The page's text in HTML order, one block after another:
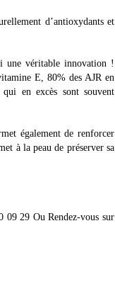
d’antioxydants et
une véritable innovation !
E, 80% des AJR en
en excès sont souvent
également de renforcer
à la peau de préserver sa
29 Ou Rendez-vous sur